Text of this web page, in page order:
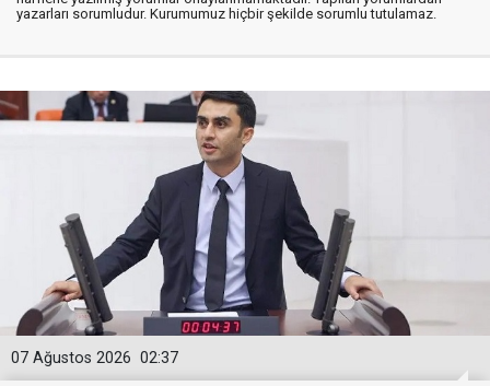
yazarları sorumludur. Kurumumuz hiçbir şekilde sorumlu tutulamaz.
02:37
07 Ağustos 2026